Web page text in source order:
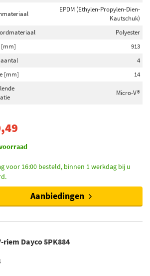
EPDM (Ethylen-Propylen-Dien-
Kautschuk)
Polyester
[mm]
913
4
[mm]
14
Micro-V®
voor 16:00 besteld, binnen 1 werkdag bij u
Aanbiedingen
riem Dayco 5PK884